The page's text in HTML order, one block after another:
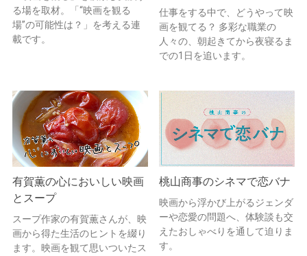
る場を取材。「“映画を観る
場”の可能性は？」を考える連
載です。
仕事をする中で、どうやって映
画を観てる？ 多彩な職業の
人々の、朝起きてから夜寝るま
での1日を追います。
有賀薫の心においしい映画
とスープ
スープ作家の有賀薫さんが、映
画から得た生活のヒントを綴り
ます。映画を観て思いついたス
桃山商事のシネマで恋バナ
映画から浮かび上がるジェンダ
ーや恋愛の問題へ、体験談も交
えたおしゃべりを通して迫りま
す。